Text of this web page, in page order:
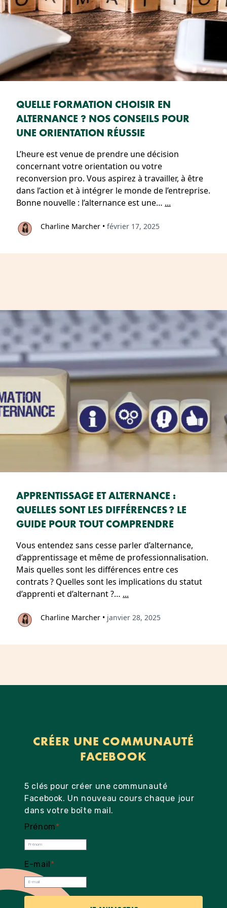
QUELLE FORMATION CHOISIR EN
ALTERNANCE ? NOS CONSEILS POUR
UNE ORIENTATION RÉUSSIE
L’heure est venue de prendre une décision
concernant votre orientation ou votre
reconversion pro. Vous aspirez à travailler, à être
dans l’action et à intégrer le monde de l’entreprise.
Bonne nouvelle : l’alternance est une… ...
Charline Marcher • février 17, 2025
APPRENTISSAGE ET ALTERNANCE :
QUELLES SONT LES DIFFÉRENCES ? LE
GUIDE POUR TOUT COMPRENDRE
Vous entendez sans cesse parler d’alternance,
d’apprentissage et même de professionnalisation.
Mais quelles sont les différences entre ces
contrats ? Quelles sont les implications du statut
d’apprenti et d’alternant ?… ...
Charline Marcher • janvier 28, 2025
CRÉER UNE COMMUNAUTÉ
FACEBOOK
5 clés pour créer une communauté
Facebook. Un nouveau cours chaque jour
dans votre boîte mail.
Prénom*
E-mail*